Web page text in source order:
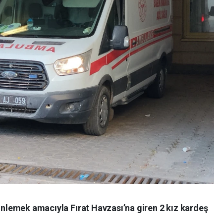
amacıyla Fırat Havzası’na giren 2 kız kardeş